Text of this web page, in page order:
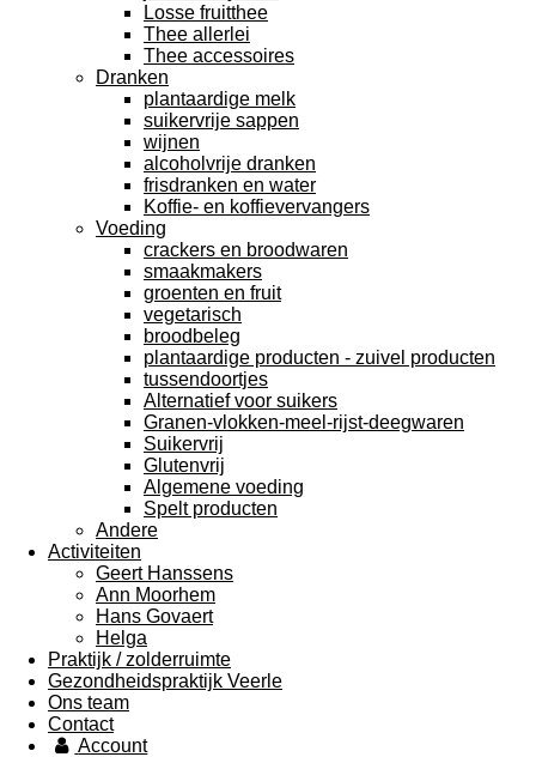
Losse fruitthee
Thee allerlei
Thee accessoires
Dranken
plantaardige melk
suikervrije sappen
wijnen
alcoholvrije dranken
frisdranken en water
Koffie- en koffievervangers
Voeding
crackers en broodwaren
smaakmakers
groenten en fruit
vegetarisch
broodbeleg
plantaardige producten - zuivel producten
tussendoortjes
Alternatief voor suikers
Granen-vlokken-meel-rijst-deegwaren
Suikervrij
Glutenvrij
Algemene voeding
Spelt producten
Andere
Activiteiten
Geert Hanssens
Ann Moorhem
Hans Govaert
Helga
Praktijk / zolderruimte
Gezondheidspraktijk Veerle
Ons team
Contact
Account